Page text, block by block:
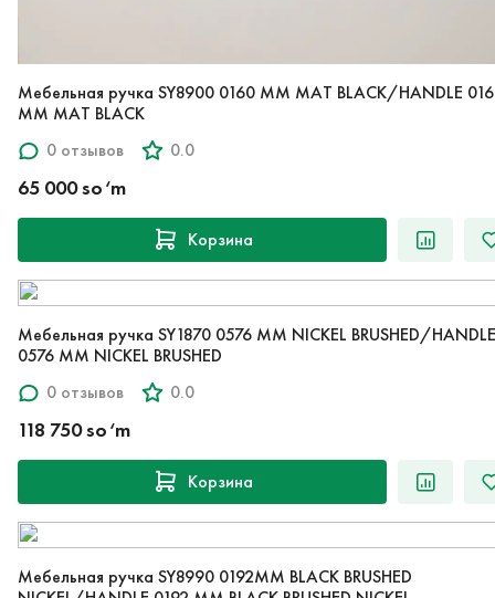
Мебельная ручка SY8900 0160 MM MAT BLACK/HANDLE
MM MAT BLACK
0 отзывов
0.0
65 000 so‘m
Корзина
Мебельная ручка SY1870 0576 MM NICKEL BRUSHED/HANDLE
0576 MM NICKEL BRUSHED
0 отзывов
0.0
118 750 so‘m
Корзина
Мебельная ручка SY8990 0192MM BLACK BRUSHED